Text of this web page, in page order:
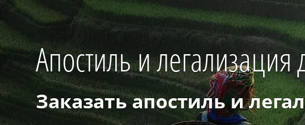
Апостиль и
Заказать апостиль и